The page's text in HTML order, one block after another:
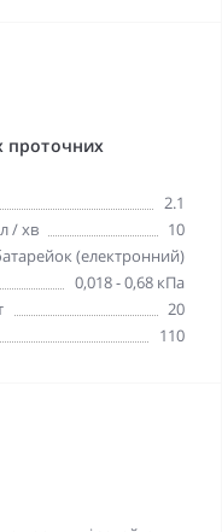
проточних
2.1
/ хв
10
(електронний)
0,018 - 0,68 кПа
20
110